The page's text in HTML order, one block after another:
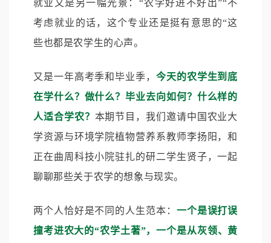
就业又是另一幅光景：“农学好进不好出”“不
考虑就业的话，这个专业还是挺有意思的“这
些也都是农学生的心声。
又是一年高考季和毕业季， 今天的农学生到底
在学什么？做什么？毕业去向如何？什么样的
人适合学农？ 本期节目，我们邀请中国农业大
学资源与环境学院植物营养系教师李扬阳，和
正在曲周科技小院驻扎的研二学生贤子，一起
聊聊那些关于农学的想象与现实。
两个人恰好是不同的人生范本： 一个是误打误
撞考进农大的“农学土著”，一个是从灰领、黄